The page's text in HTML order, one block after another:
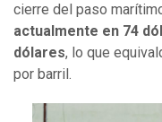
cierre del paso
actualmente en 74
dólares, lo que
por barril.